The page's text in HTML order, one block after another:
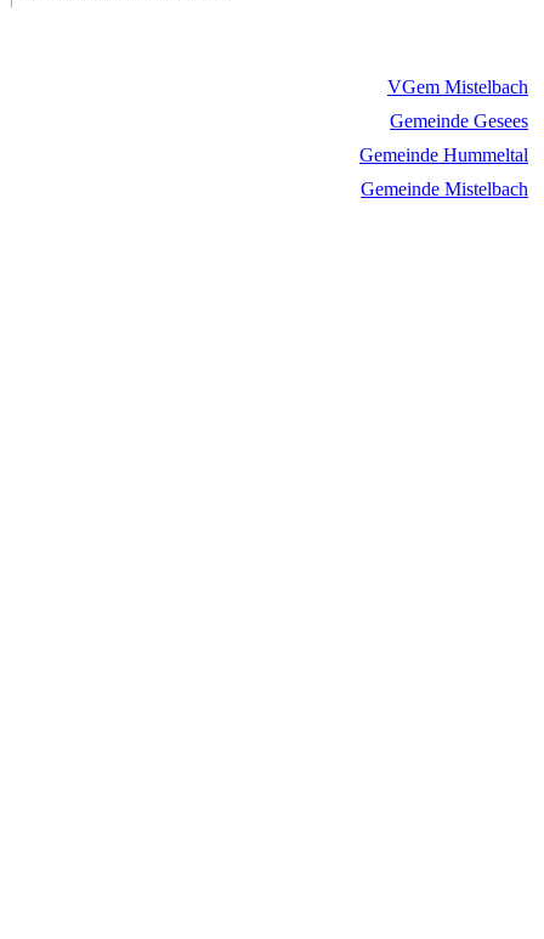
VGem Mistelbach
Gemeinde Gesees
Gemeinde Hummeltal
Gemeinde Mistelbach